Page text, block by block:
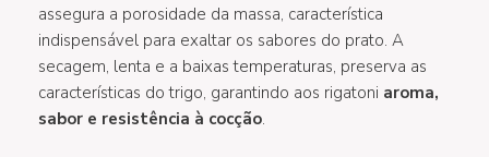
assegura a porosidade da massa, característica
indispensável para exaltar os sabores do prato. A
secagem, lenta e a baixas temperaturas, preserva as
características do trigo, garantindo aos rigatoni aroma,
sabor e resistência à cocção.